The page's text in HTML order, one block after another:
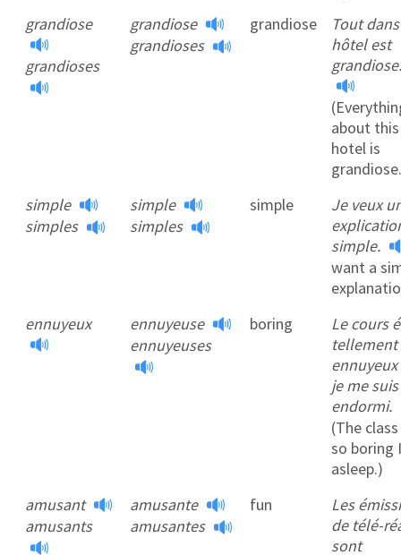
grandiose
grandioses
grandiose
grandioses
grandiose
Tout
hôtel est
grandiose.
about this
hotel is
simple
simples
simple
simples
simple
Je veux
simple.
want a
ennuyeux
ennuyeuse
ennuyeuses
boring
Le cours
tellement
je me suis
endormi.
(The
so boring
asleep.)
amusant
amusants
amusante
amusantes
fun
Les
de télé-
sont